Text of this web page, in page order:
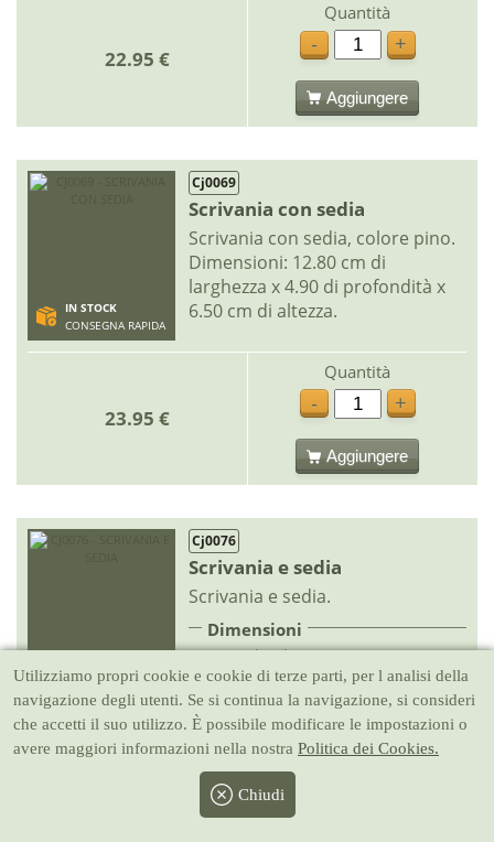
22.95 €
Quantità
-
+
Aggiungere
IN STOCK
CONSEGNA RAPIDA
Cj0069
Scrivania con sedia
Scrivania con sedia, colore pino.
Dimensioni: 12.80 cm di
larghezza x 4.90 di profondità x
6.50 cm di altezza.
23.95 €
Quantità
-
+
Aggiungere
CONSEGNA RAPIDA
Cj0076
Scrivania e sedia
Scrivania e sedia.
Dimensioni
12.6 cm larghezza x 5.3 cm
profondità x 6.5 cm altezza
Quantità
-
+
Utilizziamo propri cookie e cookie di terze parti, per l analisi della
navigazione degli utenti. Se si continua la navigazione, si consideri
che accetti il suo utilizzo. È possibile modificare le impostazioni o
avere maggiori informazioni nella nostra Politica dei Cookies.
Chiudi